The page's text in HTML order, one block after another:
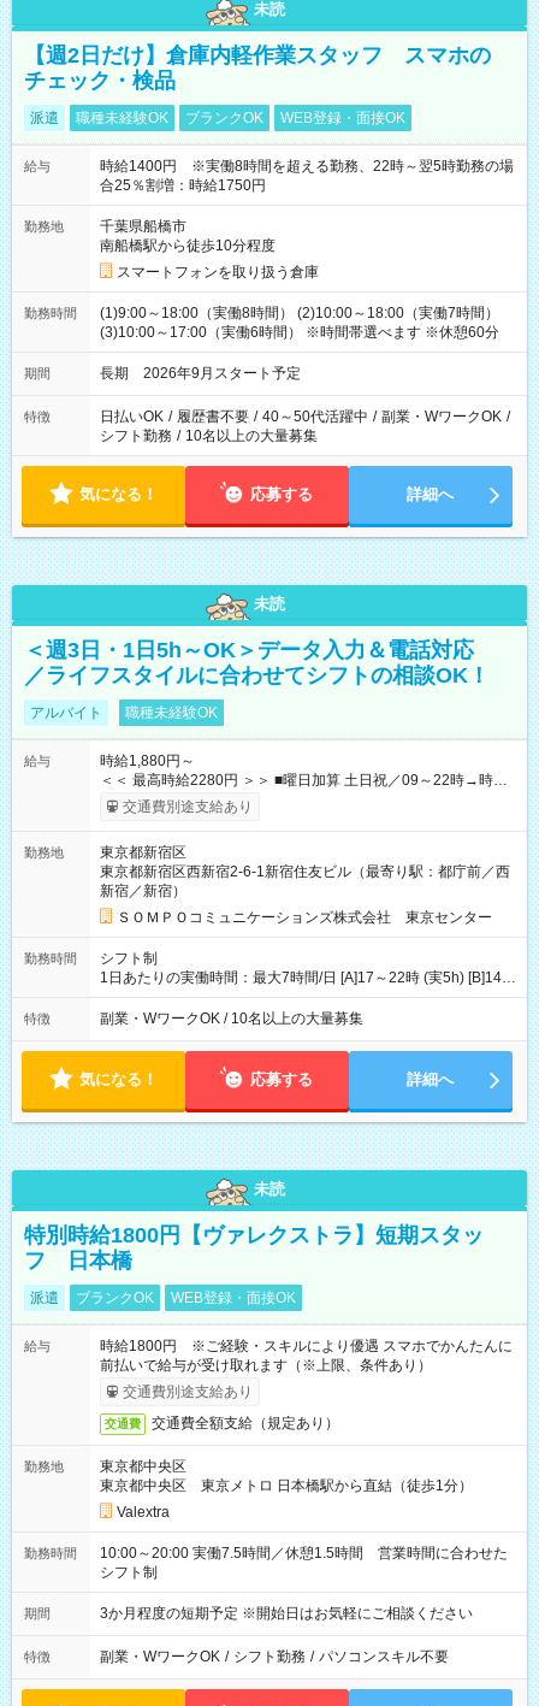
未読
【週2日だけ】倉庫内軽作業スタッフ スマホの
チェック・検品
派遣 職種未経験OK ブランクOK WEB登録・面接OK
給与
時給1400円 ※実働8時間を超える勤務、22時～翌5時勤務の場
合25％割増：時給1750円
勤務地
千葉県船橋市
南船橋駅から徒歩10分程度
スマートフォンを取り扱う倉庫
勤務時間
(1)9:00～18:00（実働8時間） (2)10:00～18:00（実働7時間）
(3)10:00～17:00（実働6時間） ※時間帯選べます ※休憩60分
期間 長期 2026年9月スタート予定
特徴 日払いOK / 履歴書不要 / 40～50代活躍中 / 副業・WワークOK /
シフト勤務 / 10名以上の大量募集
気になる！ 応募する 詳細へ
未読
＜週3日・1日5h～OK＞データ入力＆電話対応
／ライフスタイルに合わせてシフトの相談OK！
アルバイト 職種未経験OK
給与
時給1,880円～
＜＜ 最高時給2280円 ＞＞ ■曜日加算 土日祝／09～22時→時給
＋400円 ■時間加算 月曜／09～12時→時給＋200円 月曜／17～
22時→時給＋200円 金曜／17～22時→時給＋400円 ■導入研
━━━━━━━━━━━━━━━ ■月収例 ◎ロングシフト（週3日×実7h） [1]
金曜日収：15160円×4日＝60640円 [2]土曜日収：15960円×5日
＝79800円 [3]日曜日収：15960円×5日＝79800円 [1]＋[2]＋[3]＝
月収22万240円 ◎ショートシフト（週3日×実5h） [1]月曜日収：
10400円×4日＝41600円 [2]金曜日収：11400円×4日＝45600円
[3]土曜日収：11400円×5日＝57000円 [1]＋[2]＋[3]＝月収14万
4200円 【試用期間】試用期間あり 試用期間の長さ：3ヶ月 ※ 雇
態：本採用時と同じです。 給与：時給 1,780円以上 ※各加算給
無
交通費別途支給あり
勤務地
東京都新宿区
東京都新宿区西新宿2-6-1新宿住友ビル（最寄り駅：都庁前／西
新宿／新宿）
ＳＯＭＰＯコミュニケーションズ株式会社 東京センター
勤務時間
シフト制
1日あたりの実働時間：最大7時間/日 [A]17～22時 (実5h) [B]14～
22時 (実7h/休1h） ★週3～5日※土or日必須 ◎休日：平日メイン
※[B]OJT終了後要相談 ◎下記選択制 （1）曜日固定 週3～・土or
選択可 ▶ご確認 祝日/GW/年末年始等も シフト通りの出勤が必要
です
特徴 副業・WワークOK / 10名以上の大量募集
気になる！ 応募する 詳細へ
未読
特別時給1800円【ヴァレクストラ】短期スタッ
フ 日本橋
派遣 ブランクOK WEB登録・面接OK
給与
時給1800円 ※ご経験・スキルにより優遇 スマホでかんたんに
前払いで給与が受け取れます（※上限、条件あり）
交通費別途支給あり
交通費 交通費全額支給（規定あり）
勤務地
東京都中央区
東京都中央区 東京メトロ 日本橋駅から直結（徒歩1分）
Valextra
勤務時間
10:00～20:00 実働7.5時間／休憩1.5時間 営業時間に合わせた
シフト制
期間 3か月程度の短期予定 ※開始日はお気軽にご相談ください
特徴 副業・WワークOK / シフト勤務 / パソコンスキル不要